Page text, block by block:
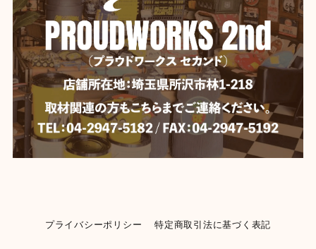
プライバシーポリシー 特定商取引法に基づく表記